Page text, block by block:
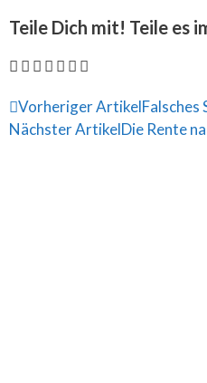
Teile Dich mit! Teile es
Vorheriger ArtikelFalsches
Nächster ArtikelDie Rente